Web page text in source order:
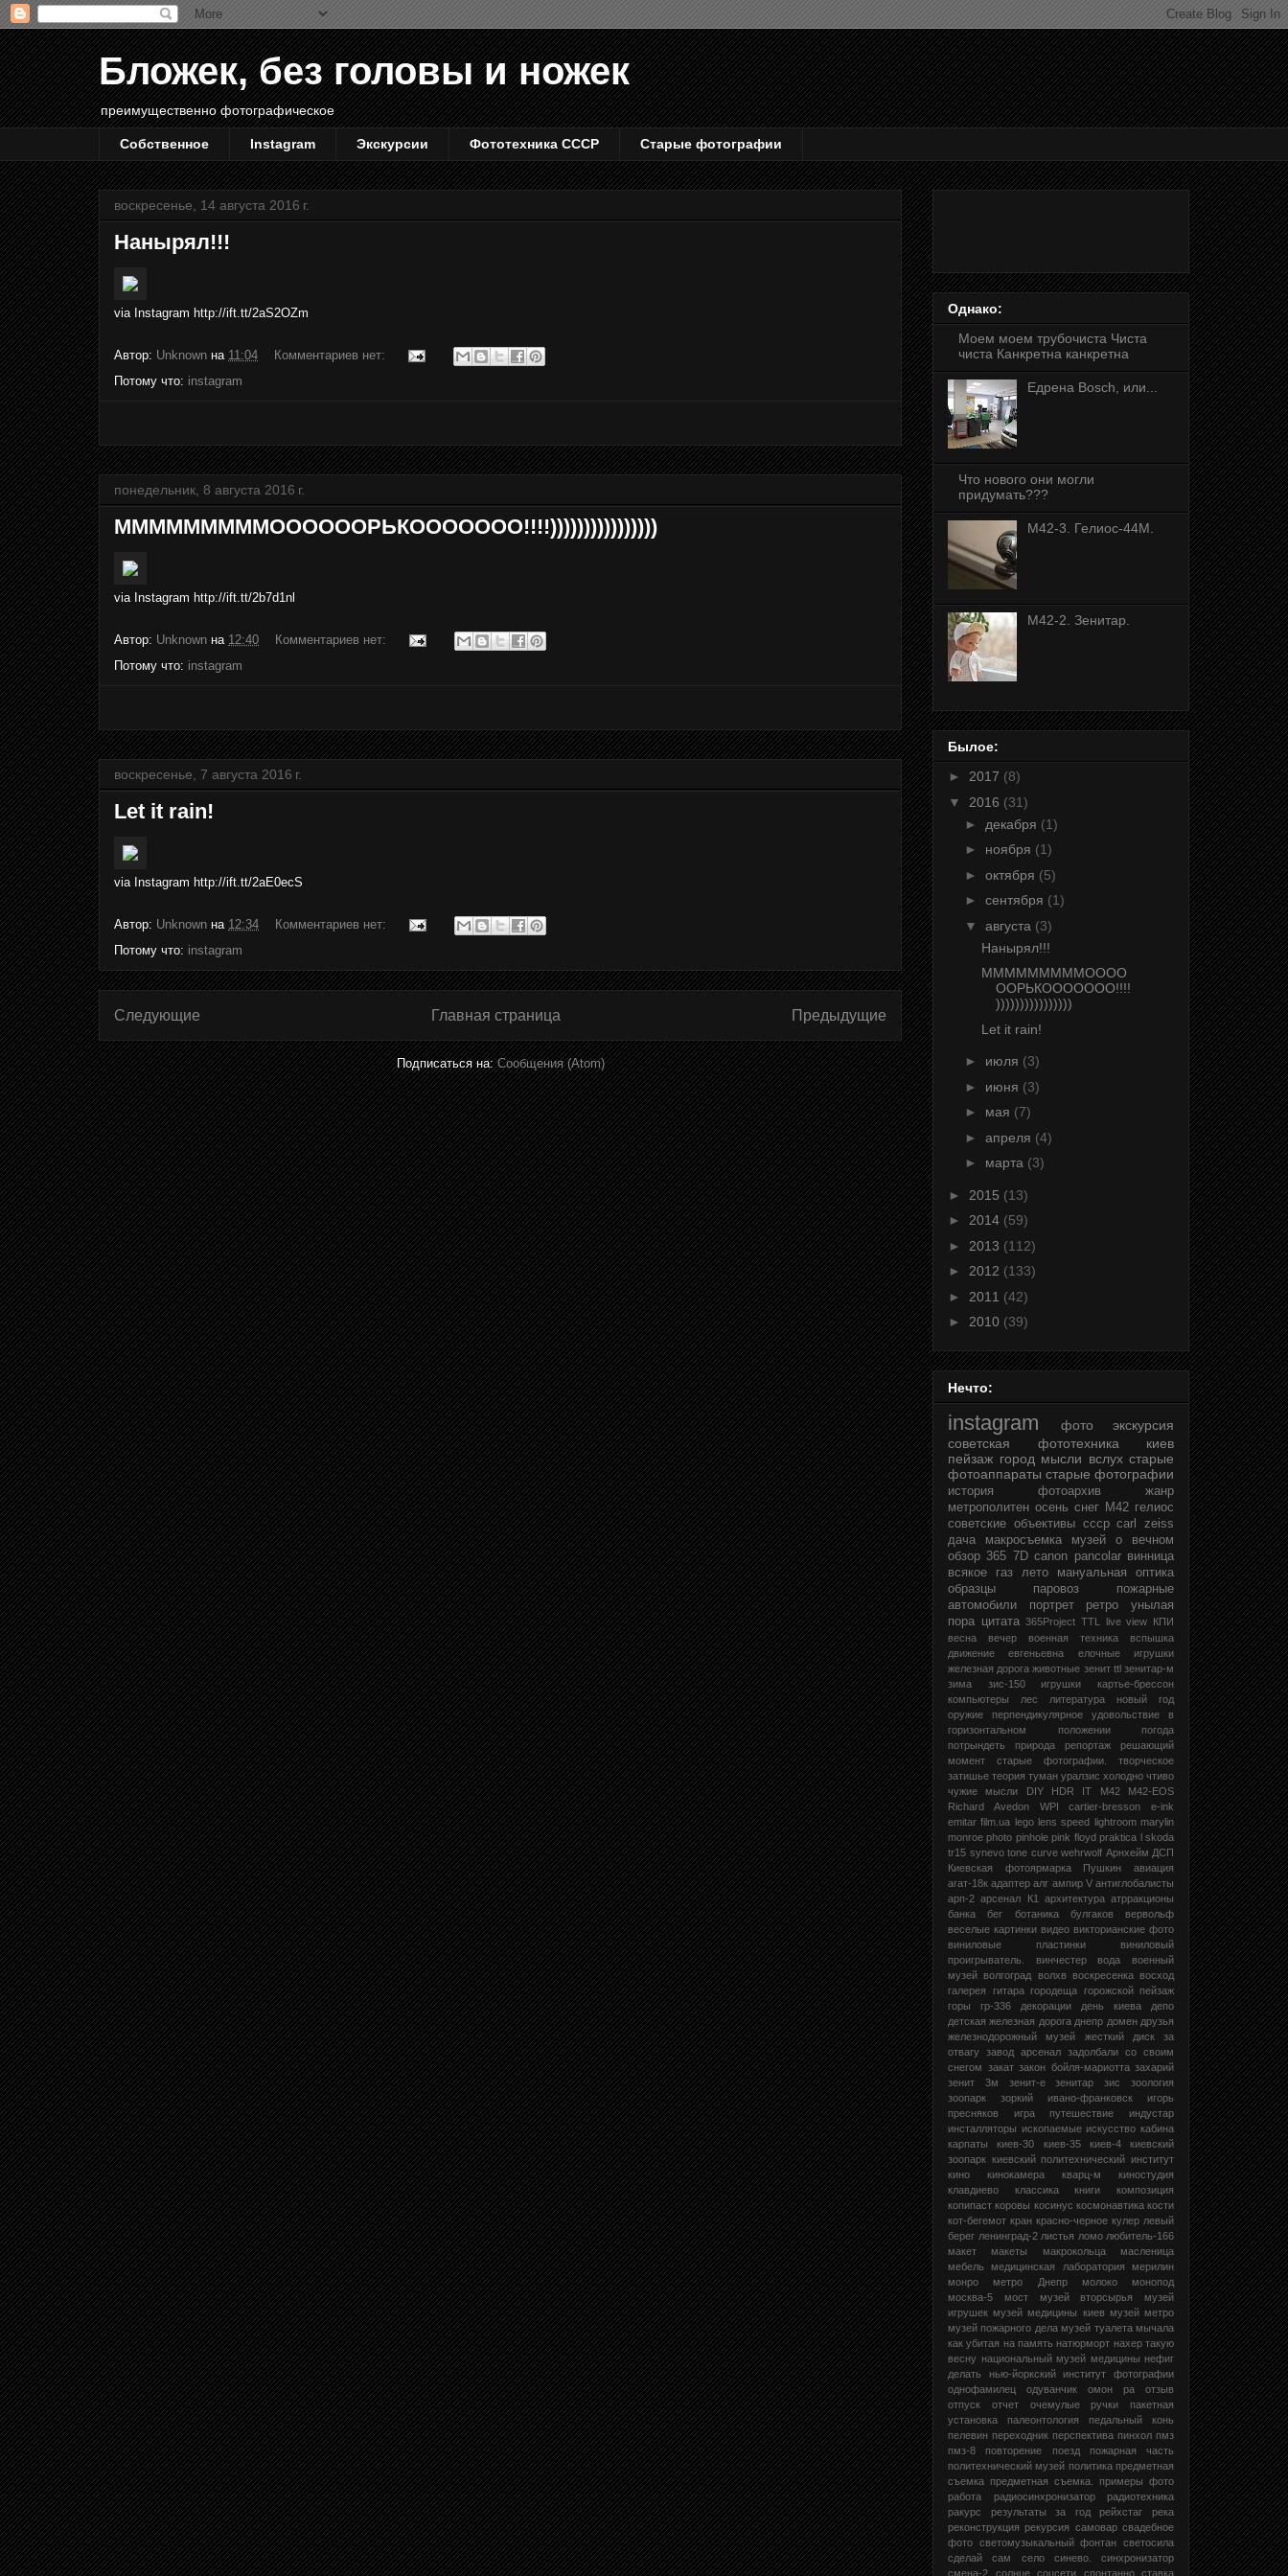
Бложек, без головы и ножек
преимущественно фотографическое
Собственное Instagram Экскурсии Фототехника СССР Старые фотографии
воскресенье, 14 августа 2016 г.
Нанырял!!!
via Instagram http://ift.tt/2aS2OZm
Автор: Unknown на 11:04
Комментариев нет:
Потому что: instagram
понедельник, 8 августа 2016 г.
МММММММММООООООРЬКООООООО!!!!))))))))))))))))
via Instagram http://ift.tt/2b7d1nl
Автор: Unknown на 12:40
Комментариев нет:
Потому что: instagram
воскресенье, 7 августа 2016 г.
Let it rain!
via Instagram http://ift.tt/2aE0ecS
Автор: Unknown на 12:34
Комментариев нет:
Потому что: instagram
Следующие Предыдущие
Главная страница
Подписаться на:Сообщения (Atom)
Однако:
Моем моем трубочиста Чиста
чиста Канкретна канкретна
Едрена Bosch, или...
Что нового они могли
придумать???
М42-3. Гелиос-44М.
M42-2. Зенитар.
Былое:
► 2017 (8)
▼ 2016 (31)
► декабря (1)
► ноября (1)
► октября (5)
► сентября (1)
▼ августа (3)
Нанырял!!!
МММММММММОООО
ООРЬКООООООО!!!!
))))))))))))))))
Let it rain!
► июля (3)
► июня (3)
► мая (7)
► апреля (4)
► марта (3)
► 2015 (13)
► 2014 (59)
► 2013 (112)
► 2012 (133)
► 2011 (42)
► 2010 (39)
Нечто:
instagram фото
экскурсия
советская фототехника
киев
пейзаж город мысли вслух старые
фотоаппараты старые фотографии
история фотоархив
жанр
метрополитен осень снег М42 гелиос
советские объективы ссср carl zeiss
дача
макросъемка музей
о вечном
обзор 365 7D canon pancolar винница
всякое
газ лето
мануальная оптика
образцы
паровоз
пожарные
автомобили
портрет ретро
унылая
пора цитата 365Project TTL live view КПИ
весна
вечер военная техника
вспышка
движение
евгеньевна
елочные игрушки
железная дорога животные зенит ttl зенитар-м
зима
зис-150 игрушки
картье-брессон
компьютеры
лес литература
новый год
оружие
перпендикулярное удовольствие в
горизонтальном положении
погода
потрындеть
природа репортаж
решающий
момент
старые фотографии.
творческое
затишье теория туман уралзис холодно чтиво
чужие мысли
DIY HDR IT M42
M42-EOS
Richard Avedon
WPI cartier-bresson
e-ink
emitar film.ua lego lens speed lightroom marylin
monroe photo pinhole pink floyd praktica l skoda
tr15 synevo tone curve wehrwolf Арнхейм ДСП
Киевская фотоярмарка
Пушкин
авиация
агат-18к адаптер алг ампир V антиглобалисты
арп-2 арсенал К1 архитектура атрракционы
банка
бег ботаника булгаков
вервольф
веселые картинки видео викторианские фото
виниловые пластинки
виниловый
проигрыватель.
винчестер вода
военный
музей волгоград волхв воскресенка
восход
галерея
гитара городеща
горожской пейзаж
горы
гр-336 декорации день киева
депо
детская железная дорога днепр домен друзья
железнодорожный музей
жесткий диск
за
отвагу
завод арсенал
задолбали со своим
снегом
закат закон бойля-мариотта захарий
зенит 3м
зенит-е зенитар зис
зоология
зоопарк
зоркий ивано-франковск
игорь
пресняков
игра путешествие
индустар
инсталляторы ископаемые искусство кабина
карпаты
киев-30 киев-35 киев-4
киевский
зоопарк киевский политехнический институт
кино
кинокамера кварц-м
киностудия
клавдиево
классика книги
композиция
копипаст коровы косинус космонавтика кости
кот-бегемот кран красно-черное кулер левый
берег ленинград-2 листья ломо любитель-166
макет
макеты макрокольца
масленица
мебель
медицинская лаборатория
мерилин
монро
метро Днепр молоко
монопод
москва-5
мост музей вторсырья
музей
игрушек музей медицины киев музей метро
музей пожарного дела музей туалета мычала
как убитая на память натюрморт нахер такую
весну национальный музей медицины нефиг
делать
нью-йоркский институт фотографии
однофамилец
одуванчик омон ра
отзыв
отпуск
отчет очемулые ручки
пакетная
установка
палеонтология
педальный конь
пелевин переходник перспектива пинхол пмз
пмз-8
повторение поезд
пожарная часть
политехнический музей политика предметная
съемка предметная съемка.
примеры фото
работа
радиосинхронизатор
радиотехника
ракурс
результаты за год рейхстаг
река
реконструкция рекурсия самовар свадебное
фото светомузыкальный фонтан светосила
сделай сам
село синево.
синхронизатор
смена-2
солнце соцсети спонтанно ставка